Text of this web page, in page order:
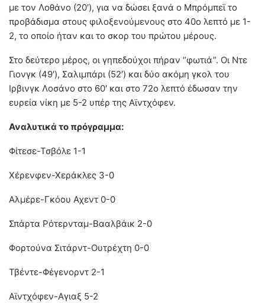
με τον Λοθάνο (20′), για να δώσει ξανά ο Μπρόμπεϊ το
προβάδισμα στους φιλοξενούμενους στο 40ο λεπτό με 1-
2, το οποίο ήταν και το σκορ του πρώτου μέρους.
Στο δεύτερο μέρος, οι γηπεδούχοι πήραν “φωτιά”. Οι Ντε
Γιονγκ (49′), Σαλιμπάρι (52′) και δύο ακόμη γκολ του
Ιρβινγκ Λοσάνο στο 60′ και στο 72ο λεπτό έδωσαν την
ευρεία νίκη με 5-2 υπέρ της Αϊντχόφεν.
Αναλυτικά το πρόγραμμα:
Φίτεσε-Τσβόλε 1-1
Χέρενφεν-Χεράκλες 3-0
Αλμέρε-Γκόου Αχεντ 0-0
Σπάρτα Ρότερνταμ-Βααλβάικ 2-0
Φορτούνα Σιτάρντ-Ουτρέχτη 0-0
Τβέντε-Φέγενορντ 2-1
Αϊντχόφεν-Αγιαξ 5-2